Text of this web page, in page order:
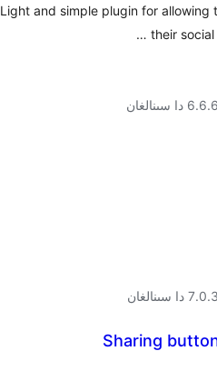
Light and simple plugin for
their
6.6.6 دا سىنالغان
7.0.3 دا سىنالغان
Sharing